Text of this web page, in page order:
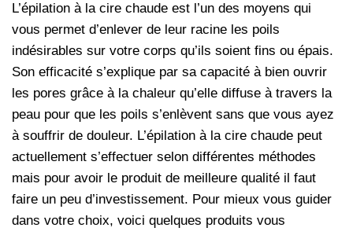
L’épilation à la cire chaude est l’un des moyens qui
vous permet d’enlever de leur racine les poils
indésirables sur votre corps qu’ils soient fins ou épais.
Son efficacité s’explique par sa capacité à bien ouvrir
les pores grâce à la chaleur qu’elle diffuse à travers la
peau pour que les poils s’enlèvent sans que vous ayez
à souffrir de douleur. L’épilation à la cire chaude peut
actuellement s’effectuer selon différentes méthodes
mais pour avoir le produit de meilleure qualité il faut
faire un peu d’investissement. Pour mieux vous guider
dans votre choix, voici quelques produits vous